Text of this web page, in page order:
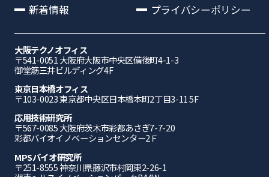
新着情報
プライバシーポリシー
大阪テクノオフィス
〒541-0051 ⼤阪府⼤阪市中央区備後町4-1-3
御堂筋三井ビルディング4F
東京日本橋オフィス
〒103-0023 東京都中央区日本橋本町2丁目3-11 5F
応⽤技術研究所
〒567-0085 ⼤阪府茨⽊市彩都あさぎ7-7-20
彩都バイオイノベーションセンター2Ｆ
MPSバイオ研究所
〒251-8555 神奈川県藤沢市村岡東2-26-1